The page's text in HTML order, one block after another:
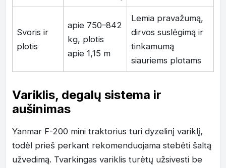
Svoris ir
plotis
apie 750–842
kg, plotis
apie 1,15 m
Lemia pravažumą,
dirvos suslėgimą ir
tinkamumą
siauriems plotams
Variklis, degalų sistema ir
aušinimas
Yanmar F-200 mini traktorius turi dyzelinį variklį,
todėl prieš perkant rekomenduojama stebėti šaltą
užvedimą. Tvarkingas variklis turėtų užsivesti be